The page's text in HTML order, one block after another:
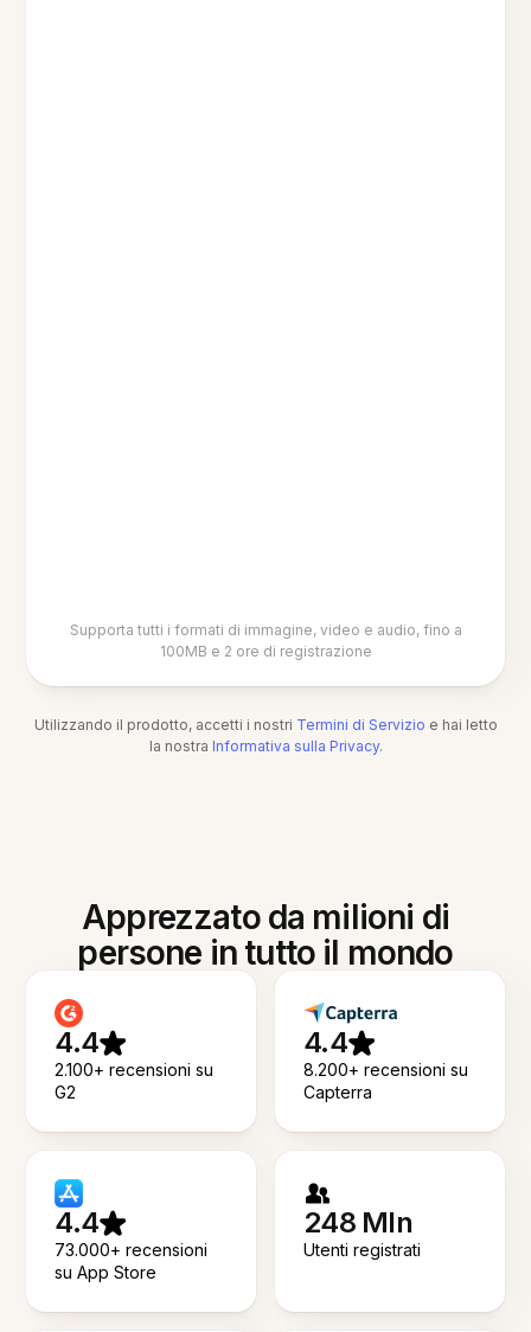
Supporta tutti i formati di immagine, video e audio, fino a
100MB e 2 ore di registrazione
Utilizzando il prodotto, accetti i nostri Termini di Servizio e hai letto
la nostra Informativa sulla Privacy.
Apprezzato da milioni di
persone in tutto il mondo
4.4
2.100+ recensioni su
G2
4.4
8.200+ recensioni su
Capterra
4.4
73.000+ recensioni
su App Store
248 Mln
Utenti registrati